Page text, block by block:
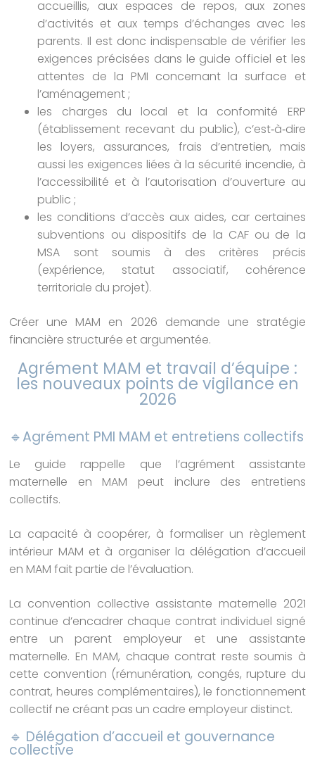
accueillis, aux espaces de repos, aux zones
d’activités et aux temps d’échanges avec les
parents. Il est donc indispensable de vérifier les
exigences précisées dans le guide officiel et les
attentes de la PMI concernant la surface et
l’aménagement ;
les charges du local et la conformité ERP
(établissement recevant du public), c’est‑à‑dire
les loyers, assurances, frais d’entretien, mais
aussi les exigences liées à la sécurité incendie, à
l’accessibilité et à l’autorisation d’ouverture au
public ;
les conditions d’accès aux aides, car certaines
subventions ou dispositifs de la CAF ou de la
MSA sont soumis à des critères précis
(expérience, statut associatif, cohérence
territoriale du projet).
Créer une MAM en 2026 demande une stratégie
financière structurée et argumentée.
Agrément MAM et travail d’équipe :
les nouveaux points de vigilance en
2026
🔹Agrément PMI MAM et entretiens collectifs
Le guide rappelle que l’agrément assistante
maternelle en MAM peut inclure des entretiens
collectifs.
La capacité à coopérer, à formaliser un règlement
intérieur MAM et à organiser la délégation d’accueil
en MAM fait partie de l’évaluation.
La convention collective assistante maternelle 2021
continue d’encadrer chaque contrat individuel signé
entre un parent employeur et une assistante
maternelle. En MAM, chaque contrat reste soumis à
cette convention (rémunération, congés, rupture du
contrat, heures complémentaires), le fonctionnement
collectif ne créant pas un cadre employeur distinct.
🔹 Délégation d’accueil et gouvernance
collective